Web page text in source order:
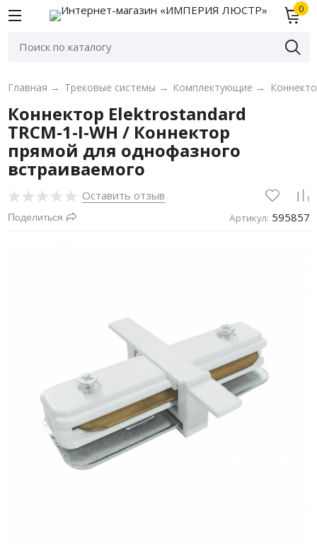
0
Главная → Трековые системы → Комплектующие →
Коннектор Elektrostandard
TRCM-1-I-WH / Коннектор
прямой для однофазного
встраиваемого
Оставить отзыв
Поделиться Артикул: 595857